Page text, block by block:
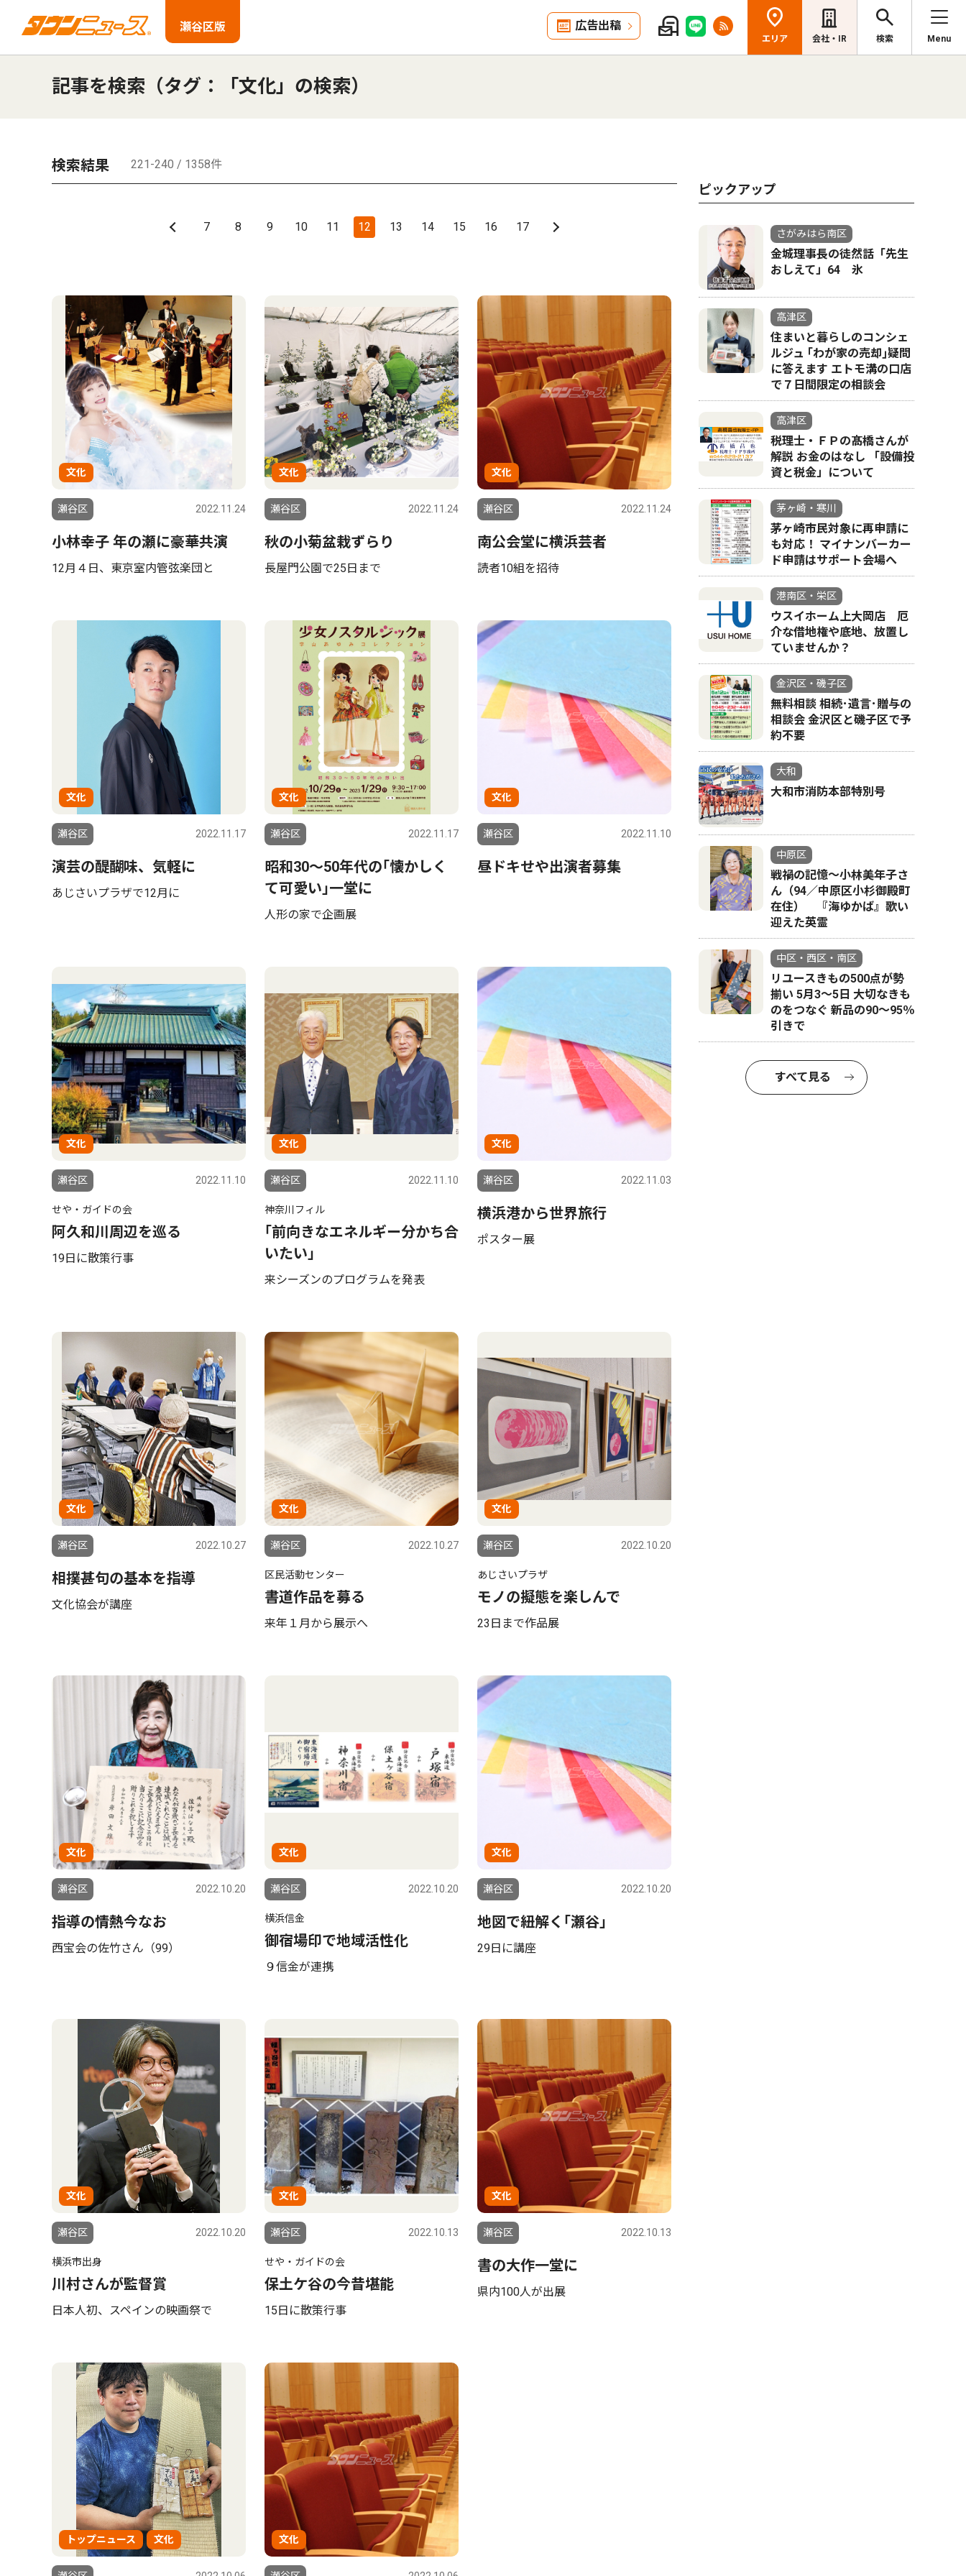
瀬谷区版 広告出稿
エリア 会社・IR 検索 Menu
記事を検索（タグ：「文化」の検索）
検索結果 221-240 / 1358件
7 8 9 10 11 12 13 14 15 16 17
文化
瀬谷区 2022.11.24
小林幸子 年の瀬に豪華共演
12月４日、東京室内管弦楽団と
文化
瀬谷区 2022.11.24
秋の小菊盆栽ずらり
長屋門公園で25日まで
文化
瀬谷区 2022.11.24
南公会堂に横浜芸者
読者10組を招待
文化
瀬谷区 2022.11.17
演芸の醍醐味、気軽に
あじさいプラザで12月に
文化
瀬谷区 2022.11.17
昭和30〜50年代の｢懐かしく
て可愛い｣一堂に
人形の家で企画展
文化
瀬谷区 2022.11.10
昼ドキせや出演者募集
文化
瀬谷区 2022.11.10
せや・ガイドの会
阿久和川周辺を巡る
19日に散策行事
文化
瀬谷区 2022.11.10
神奈川フィル
｢前向きなエネルギー分かち合
いたい｣
来シーズンのプログラムを発表
文化
瀬谷区 2022.11.03
横浜港から世界旅行
ポスター展
文化
瀬谷区 2022.10.27
相撲甚句の基本を指導
文化協会が講座
文化
瀬谷区 2022.10.27
区民活動センター
書道作品を募る
来年１月から展示へ
文化
瀬谷区 2022.10.20
あじさいプラザ
モノの擬態を楽しんで
23日まで作品展
文化
瀬谷区 2022.10.20
指導の情熱今なお
西宝会の佐竹さん（99）
文化
瀬谷区 2022.10.20
横浜信金
御宿場印で地域活性化
９信金が連携
文化
瀬谷区 2022.10.20
地図で紐解く｢瀬谷｣
29日に講座
文化
瀬谷区 2022.10.20
横浜市出身
川村さんが監督賞
日本人初、スペインの映画祭で
文化
瀬谷区 2022.10.13
せや・ガイドの会
保土ケ谷の今昔堪能
15日に散策行事
文化
瀬谷区 2022.10.13
書の大作一堂に
県内100人が出展
トップニュース 文化 文化
ピックアップ
さがみはら南区
金城理事長の徒然話「先生
おしえて」64 氷
高津区
住まいと暮らしのコンシェ
ルジュ ｢わが家の売却｣疑問
に答えます エトモ溝の口店
で７日間限定の相談会
高津区
税理士・ＦＰの髙橋さんが
解説 お金のはなし 「設備投
資と税金」について
茅ヶ崎・寒川
茅ヶ崎市民対象に再申請に
も対応！ マイナンバーカー
ド申請はサポート会場へ
港南区・栄区
ウスイホーム上大岡店 厄
介な借地権や底地、放置し
ていませんか？
金沢区・磯子区
無料相談 相続･遺言･贈与の
相談会 金沢区と磯子区で予
約不要
大和
大和市消防本部特別号
中原区
戦禍の記憶〜小林美年子さ
ん（94／中原区小杉御殿町
在住） 『海ゆかば』歌い
迎えた英霊
中区・西区・南区
リユースきもの500点が勢
揃い 5月3～5日 大切なきも
のをつなぐ 新品の90～95％
引きで
すべて見る